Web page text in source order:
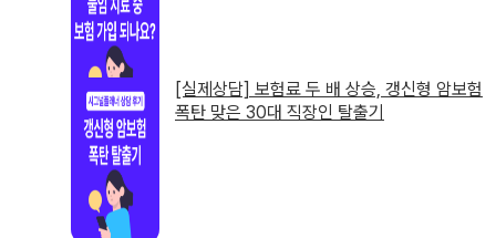
[실제상담] 보험료 두 배 상승, 갱신형 암보험
폭탄 맞은 30대 직장인 탈출기